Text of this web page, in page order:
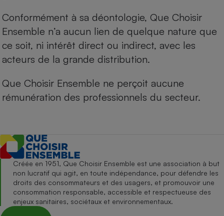
Conformément à sa déontologie, Que Choisir
Ensemble n’a aucun lien de quelque nature que
ce soit, ni intérêt direct ou indirect, avec les
acteurs de la grande distribution.
Que Choisir Ensemble ne perçoit aucune
rémunération des professionnels du secteur.
Créée en 1951, Que Choisir Ensemble est une association à but
non lucratif qui agit, en toute indépendance, pour défendre les
droits des consommateurs et des usagers, et promouvoir une
consommation responsable, accessible et respectueuse des
enjeux sanitaires, sociétaux et environnementaux.